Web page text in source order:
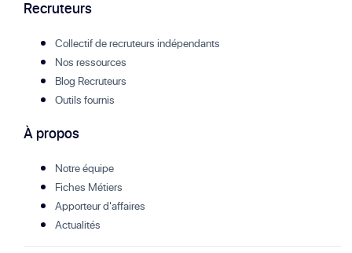
Recruteurs
Collectif de recruteurs indépendants
Nos ressources
Blog Recruteurs
Outils fournis
À propos
Notre équipe
Fiches Métiers
Apporteur d'affaires
Actualités